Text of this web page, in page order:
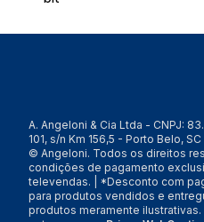
A. Angeloni & Cia Ltda - CNPJ:
101, s/n Km 156,5 - Porto Belo,
© Angeloni. Todos os direitos
condições de pagamento
televendas. | *Desconto com
para produtos vendidos e
produtos meramente